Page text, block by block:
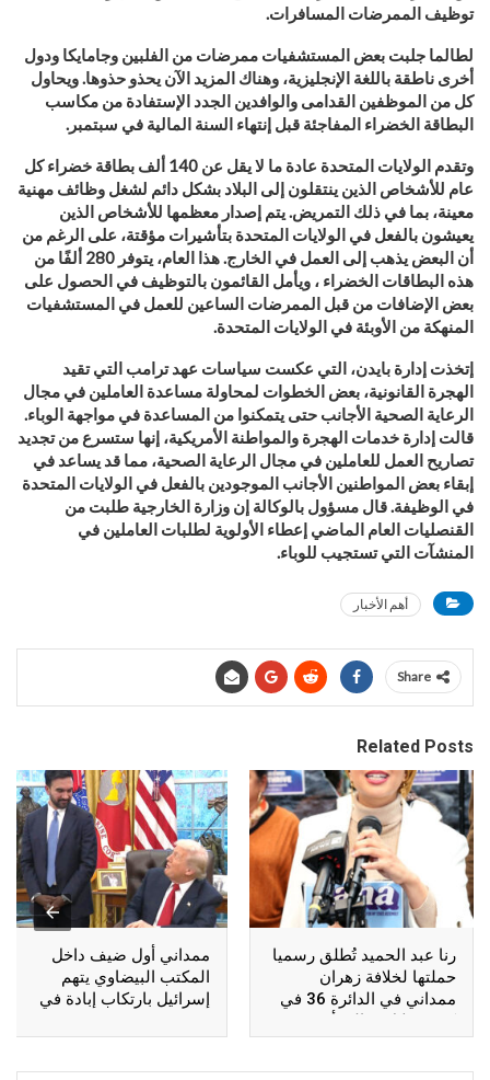
توظيف الممرضات المسافرات.
لطالما جلبت بعض المستشفيات ممرضات من الفلبين وجامايكا ودول
أخرى ناطقة باللغة الإنجليزية، وهناك المزيد الآن يحذو حذوها. ويحاول
كل من الموظفين القدامى والوافدين الجدد الإستفادة من مكاسب
البطاقة الخضراء المفاجئة قبل إنتهاء السنة المالية في سبتمبر .
وتقدم الولايات المتحدة عادة ما لا يقل عن 140 ألف بطاقة خضراء كل
عام للأشخاص الذين ينتقلون إلى البلاد بشكل دائم لشغل وظائف مهنية
معينة، بما في ذلك التمريض. يتم إصدار معظمها للأشخاص الذين
يعيشون بالفعل في الولايات المتحدة بتأشيرات مؤقتة، على الرغم من
أن البعض يذهب إلى العمل في الخارج. هذا العام، يتوفر 280 ألفًا من
هذه البطاقات الخضراء ، ويأمل القائمون بالتوظيف في الحصول على
بعض الإضافات من قبل الممرضات الساعين للعمل في المستشفيات
المنهكة من الأوبئة في الولايات المتحدة.
إتخذت إدارة بايدن، التي عكست سياسات عهد ترامب التي تقيد
الهجرة القانونية، بعض الخطوات لمحاولة مساعدة العاملين في مجال
الرعاية الصحية الأجانب حتى يتمكنوا من المساعدة في مواجهة الوباء.
قالت إدارة خدمات الهجرة والمواطنة الأمريكية، إنها ستسرع من تجديد
تصاريح العمل للعاملين في مجال الرعاية الصحية، مما قد يساعد في
إبقاء بعض المواطنين الأجانب الموجودين بالفعل في الولايات المتحدة
في الوظيفة. قال مسؤول بالوكالة إن وزارة الخارجية طلبت من
القنصليات العام الماضي إعطاء الأولوية لطلبات العاملين في
المنشآت التي تستجيب للوباء.
أهم الأخبار
Share
Related Posts
رنا عبد الحميد تُطلق رسميا
حملتها لخلافة زهران
ممداني في الدائرة 36 في
كوينز خلال فعالية أقيمت
بأستوريا
ممداني أول ضيف داخل
المكتب البيضاوي يتهم
إسرائيل بارتكاب إبادة في